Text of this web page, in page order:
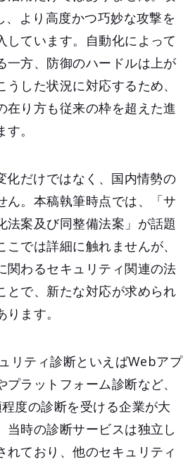
、より高度かつ巧妙な攻撃を
しています。自動化によって
一方、防御のハードルは上が
うした状況に対応するため、
在り方も従来の枠を超えた進
。
化だけではなく、国内情勢の
ん。本稿執筆時点では、「サ
法案及び同整備法案」が話題
こでは詳細に触れませんが、
関わるセキュリティ関連の法
とで、新たな対応が求められ
ます。
リティ診断といえばWebアプ
プラットフォーム診断など、
度の診断を受ける企業が大
当時の診断サービスは独立し
れており、他のセキュリティ